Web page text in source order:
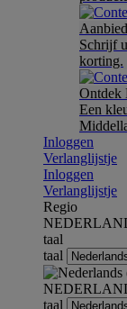
Schrijf
korting.
Ontdek
Een
Inloggen
Verlanglijstje
Inloggen
Verlanglijstje
Regio
taal
taal
taal